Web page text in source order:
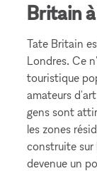
Britain
Tate Britain
Londres. Ce
touristique
amateurs
gens sont
les zones
construite sur
devenue un